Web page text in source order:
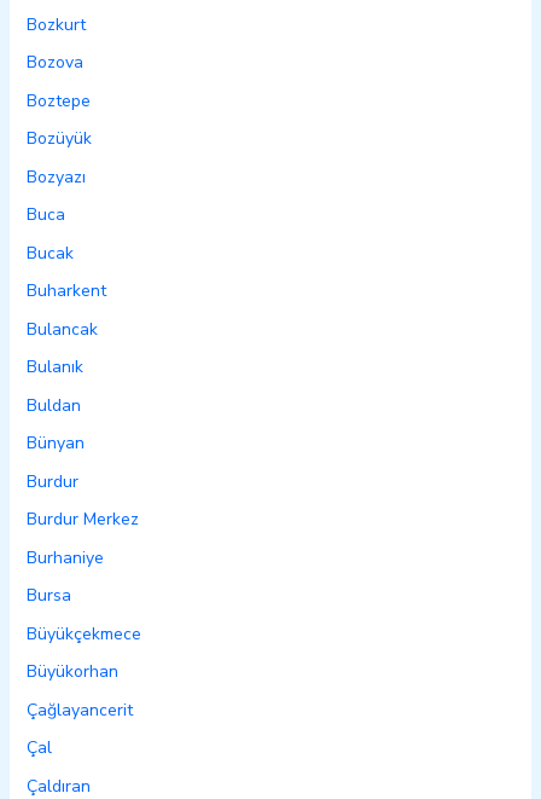
Bozkurt
Bozova
Boztepe
Bozüyük
Bozyazı
Buca
Bucak
Buharkent
Bulancak
Bulanık
Buldan
Bünyan
Burdur
Burdur Merkez
Burhaniye
Bursa
Büyükçekmece
Büyükorhan
Çağlayancerit
Çal
Çaldıran